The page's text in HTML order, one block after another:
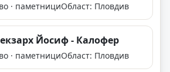
· паметнициОбласт: Пловдив
Йосиф - Калофер
· паметнициОбласт: Пловдив